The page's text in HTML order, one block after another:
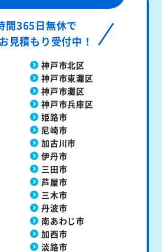
間365日無休で
見積もり受付中！
神戸市北区
神戸市東灘区
神戸市灘区
神戸市兵庫区
姫路市
尼崎市
加古川市
伊丹市
三田市
芦屋市
三木市
丹波市
南あわじ市
加西市
淡路市